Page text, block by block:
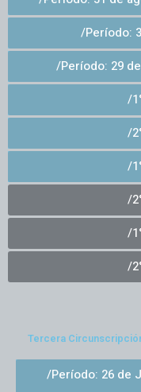
/Período:
/Período: 29
/
/
/
/
/
/
Tercera
/Período: 26 de